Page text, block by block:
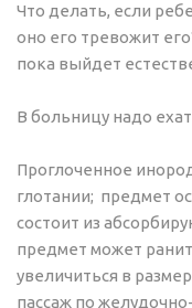
Что делать, если
оно его тревожит
пока выйдет
В больницу надо
Проглоченное
глотании; предмет
состоит из
предмет может
увеличиться в
пассаж по